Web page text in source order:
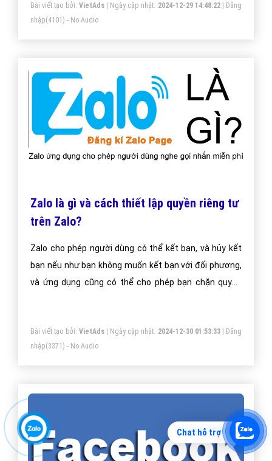
Bài viết tạo bởi: VietAds| Ngày cập nhật: 2024-12-29 14:48:22|Đăng
nhập(4101) - No Audio
Zalo là gì và cách thiết lập quyền riêng tư
trên Zalo?
Zalo cho phép người dùng có thể kết bạn, và hủy kết
bạn nếu như bạn không muốn kết bạn với đối phương,
và ứng dụng cũng có thể cho phép bạn chặn quyền
thể đăng các tấm ảnh được cho là đẹp nhất hay các
dòng status tâm trạng lên đó một cách dễ dàng nhất.
Bài viết tạo bởi: VietAds| Ngày cập nhật: 2024-12-30 01:53:33|Đăng
nhập(3371) - No Audio
Chat hỗ trợ